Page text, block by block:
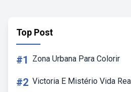
Top Post
#1 Zona Urbana Para Colorir
#2 Victoria E Mistério Vida